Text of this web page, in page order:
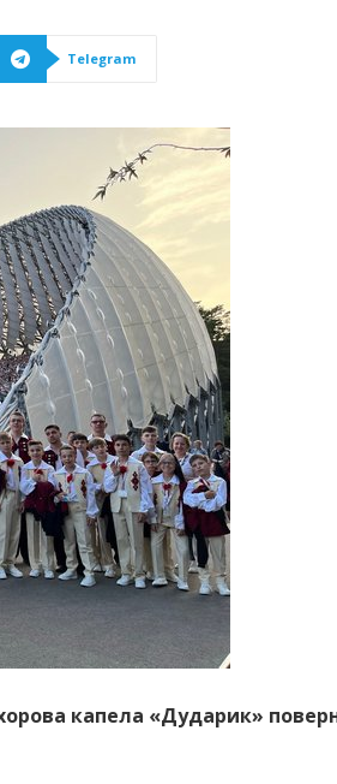
Telegram
капела «Дударик»